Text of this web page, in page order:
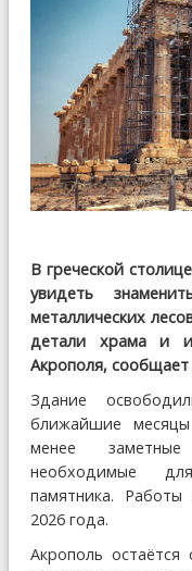
В греческой
увидеть
металлических
детали храма и
Акрополя, сообщает
Здание
ближайшие
менее заметные
необходимые
памятника. Работы
2026 года.
Акрополь остаётся